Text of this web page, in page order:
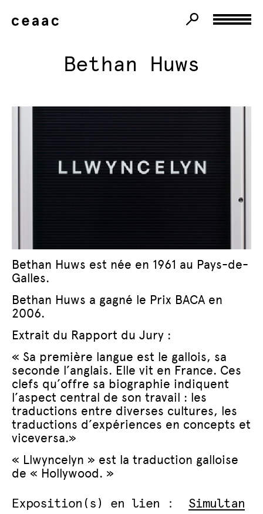
Bethan Huws
Bethan Huws est née en 1961 au Pays-de-
Galles.
Bethan Huws a gagné le Prix BACA en
2006.
Extrait du Rapport du Jury :
« Sa première langue est le gallois, sa
seconde l’anglais. Elle vit en France. Ces
clefs qu’offre sa biographie indiquent
l’aspect central de son travail : les
traductions entre diverses cultures, les
traductions d’expériences en concepts et
viceversa.»
« Llwyncelyn » est la traduction galloise
de « Hollywood. »
Exposition(s) en lien : Simultan